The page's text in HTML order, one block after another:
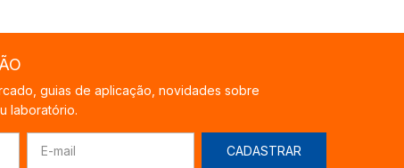
guias de aplicação, novidades sobre
laboratório.